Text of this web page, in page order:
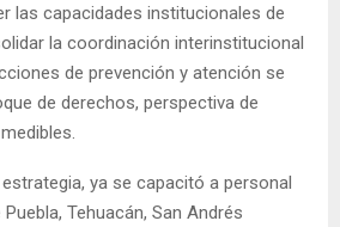
las capacidades institucionales de
la coordinación interinstitucional
de prevención y atención se
de derechos, perspectiva de
ya se capacitó a personal
Tehuacán, San Andrés